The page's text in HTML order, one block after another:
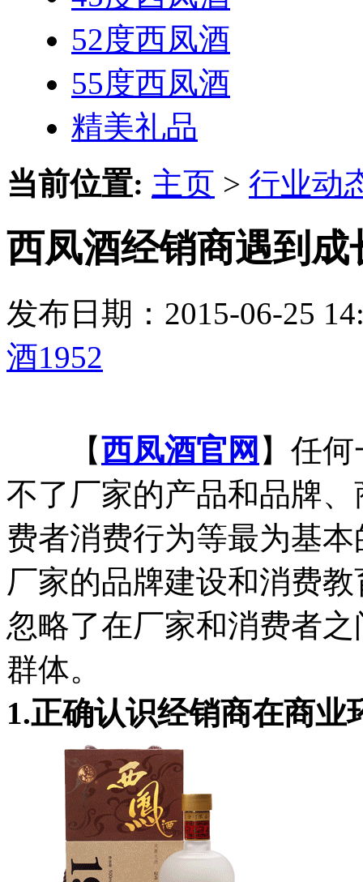
52度西凤酒
55度西凤酒
精美礼品
当前位置: 主页 > 行业动
西凤酒经销商遇到
发布日期：2015-06-25
酒1952
【西凤酒官网 】任
不了厂家的产品和品牌
费者消费行为等最为基
厂家的品牌建设和消费
忽略了在厂家和消费者
群体。
1.正确认识经销商在商业